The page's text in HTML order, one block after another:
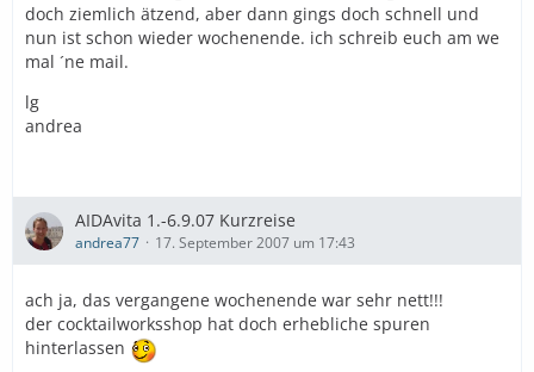
doch ziemlich ätzend, aber dann gings doch schnell und
nun ist schon wieder wochenende. ich schreib euch am we
mal ´ne mail.
lg
andrea
AIDAvita 1.-6.9.07 Kurzreise
andrea77 17. September 2007 um 17:43
ach ja, das vergangene wochenende war sehr nett!!!
der cocktailworksshop hat doch erhebliche spuren
hinterlassen